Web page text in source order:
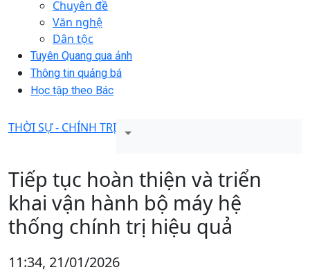
Chuyên đề
Văn nghệ
Dân tộc
Tuyên Quang qua ảnh
Thông tin quảng bá
Học tập theo Bác
THỜI SỰ - CHÍNH TRỊ
Tiếp tục hoàn thiện và triển
khai vận hành bộ máy hệ
thống chính trị hiệu quả
11:34, 21/01/2026